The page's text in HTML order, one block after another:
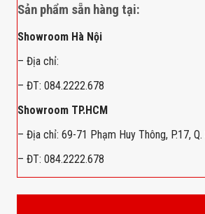
Sản phẩm sẵn hàng tại:
Showroom Hà Nội
– Địa chỉ:
– ĐT: 084.2222.678
Showroom TP.HCM
– Địa chỉ: 69-71 Phạm Huy Thông, P.17,
– ĐT: 084.2222.678